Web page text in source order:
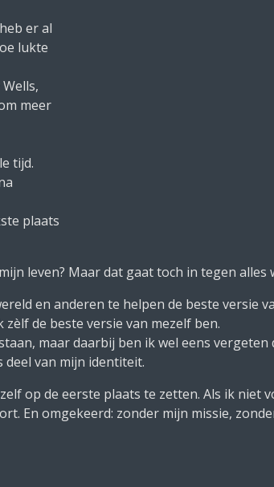
er al
lukte
meer
tijd.
plaats
leven? Maar dat gaat toch in tegen alles
en anderen te helpen de beste versie
de beste versie van mezelf ben.
maar daarbij ben ik wel eens vergeten
van mijn identiteit.
op de eerste plaats te zetten. Als ik niet
En omgekeerd: zonder mijn missie,